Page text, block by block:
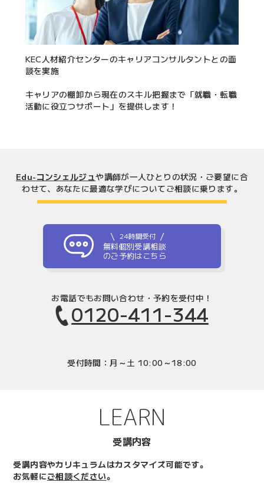
KEC人材紹介センターのキャリアコンサルタントとの面
談を実施
キャリアの棚卸から現在のスキル把握まで「就職・転職
活動に役立つサポート」を提供します！
Edu-コンシェルジュや講師が一人ひとりの状況・ご要望に合
わせて、 あなたに最適な学びについてご相談に乗ります。
24時間受付
無料個別受講相談
のご予約はこちら
お電話でもお問い合わせ・予約を受付中！
0120-411-344
受付時間：月～土 10:00～18:00
LEARN
受講内容
受講内容やカリキュラムはカスタマイズ可能です。
お気軽にご相談ください。